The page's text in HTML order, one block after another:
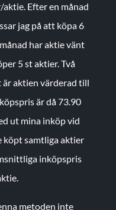
aktie. Efter en månad
jag på att köpa 6
har aktie vänt
5 st aktier.Två
är aktien värderad till
är då 73.90
ut mina inköp vid
köpt samtliga aktier
inköpspris
metoden inte